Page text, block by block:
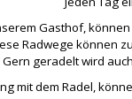
Gasthof,
Radwege können
geradelt wird
mit dem Radel,